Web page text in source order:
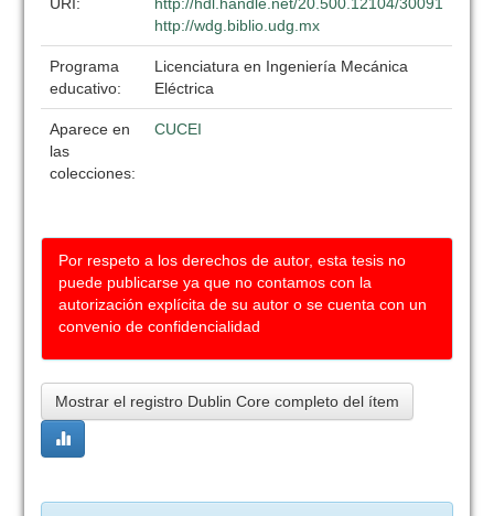
http://wdg.biblio.udg.mx
Programa
educativo:
Licenciatura en Ingeniería Mecánica
Eléctrica
Aparece en
las
colecciones:
CUCEI
Por respeto a los derechos de autor, esta tesis no
puede publicarse ya que no contamos con la
autorización explícita de su autor o se cuenta con un
convenio de confidencialidad
Mostrar el registro Dublin Core completo del ítem